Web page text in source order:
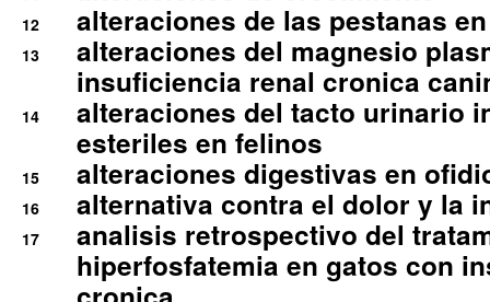
12 alteraciones de las pestanas
13
alteraciones del magnesio
insuficiencia renal cronica
14
alteraciones del tacto urinario
esteriles en felinos
15 alteraciones digestivas en
16 alternativa contra el dolor y la
17
analisis retrospectivo del
hiperfosfatemia en gatos con